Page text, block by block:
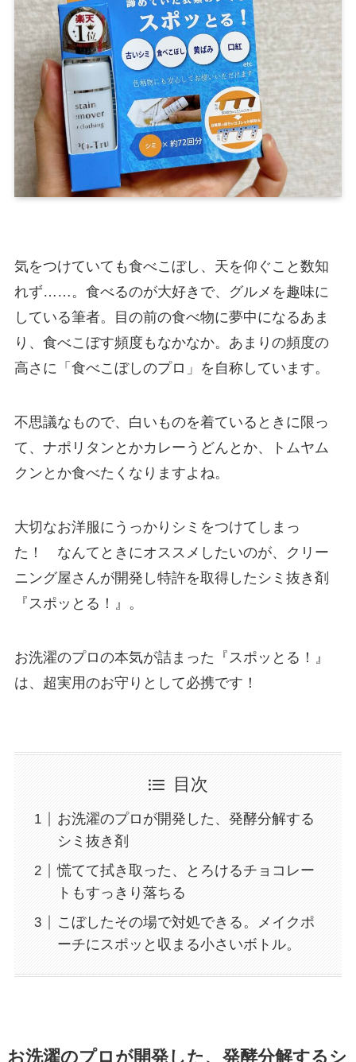
気をつけていても食べこぼし、天を仰ぐこと数知
れず……。食べるのが大好きで、グルメを趣味に
している筆者。目の前の食べ物に夢中になるあま
り、食べこぼす頻度もなかなか。あまりの頻度の
高さに「食べこぼしのプロ」を自称しています。
不思議なもので、白いものを着ているときに限っ
て、ナポリタンとかカレーうどんとか、トムヤム
クンとか食べたくなりますよね。
大切なお洋服にうっかりシミをつけてしまっ
た！ なんてときにオススメしたいのが、クリー
ニング屋さんが開発し特許を取得したシミ抜き剤
『スポッとる！』。
お洗濯のプロの本気が詰まった『スポッとる！』
は、超実用のお守りとして必携です！
目次
お洗濯のプロが開発した、発酵分解する
シミ抜き剤
慌てて拭き取った、とろけるチョコレー
トもすっきり落ちる
こぼしたその場で対処できる。メイクポ
ーチにスポッと収まる小さいボトル。
お洗濯のプロが開発した、発酵分解するシ